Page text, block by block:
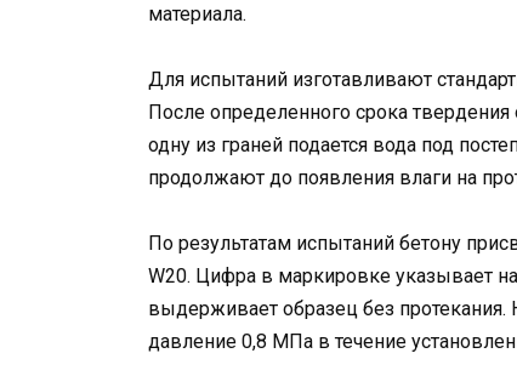
материала.
Для испытаний изготавливают
После определенного срока
одну из граней подается вода под
продолжают до появления влаги на
По результатам испытаний бетону
W20. Цифра в маркировке указывает
выдерживает образец без
давление 0,8 МПа в течение